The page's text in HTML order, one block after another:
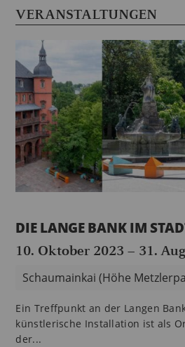
VERANSTALTUNGEN
DIE LANGE BANK IM
10. Oktober 2023 – 31.
Schaumainkai (Höhe
Ein Treffpunkt an der Langen
künstlerische Installation ist als
der...